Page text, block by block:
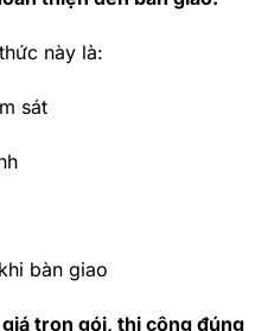
này là:
sát
bàn giao
giá trọn gói, thi công đúng